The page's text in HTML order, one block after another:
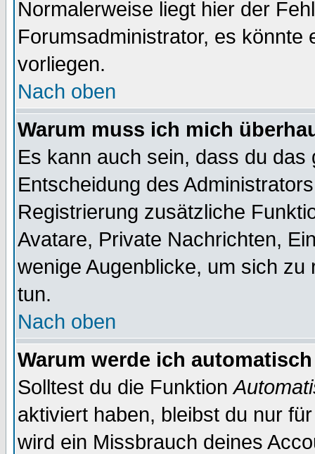
Normalerweise liegt hier der
Forumsadministrator, es könnte
vorliegen.
Nach oben
Warum muss ich mich
Es kann auch sein, dass du
Entscheidung des
Registrierung zusätzliche
Avatare, Private Nachrichten,
wenige Augenblicke, um sich
tun.
Nach oben
Warum werde ich
Solltest du die Funktion
aktiviert haben, bleibst du nur
wird ein Missbrauch deines